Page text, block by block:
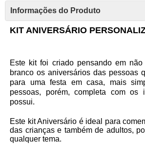
Informações do Produto
KIT ANIVERSÁRIO
Este kit foi criado pensando em
branco os aniversários das pessoas
para uma festa em casa, mais
pessoas, porém, completa com os
possui.
Este kit Aniversário é ideal para
das crianças e também de adultos,
qualquer tema.